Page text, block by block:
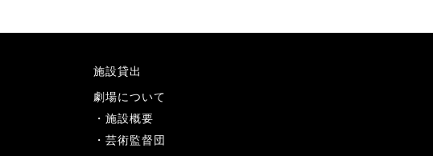
施設貸出
劇場について
施設概要
芸術監督団